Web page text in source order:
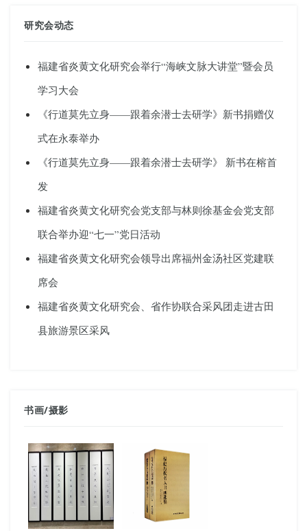
研究会动态
福建省炎黄文化研究会举行“海峡文脉大讲堂”暨会员
学习大会
《行道莫先立身——跟着余潜士去研学》新书捐赠仪
式在永泰举办
《行道莫先立身——跟着余潜士去研学》 新书在榕首
发
福建省炎黄文化研究会党支部与林则徐基金会党支部
联合举办迎“七一”党日活动
福建省炎黄文化研究会领导出席福州金汤社区党建联
席会
福建省炎黄文化研究会、省作协联合采风团走进古田
县旅游景区采风
书画/摄影